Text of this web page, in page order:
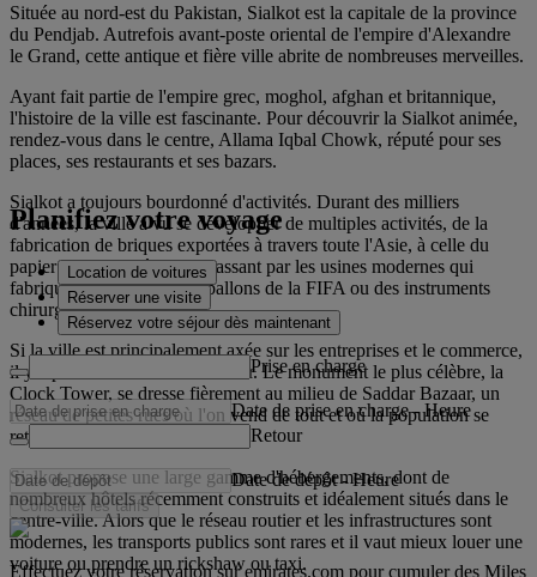
Située au nord-est du Pakistan, Sialkot est la capitale de la province
du Pendjab. Autrefois avant-poste oriental de l'empire d'Alexandre
le Grand, cette antique et fière ville abrite de nombreuses merveilles.
Ayant fait partie de l'empire grec, moghol, afghan et britannique,
l'histoire de la ville est fascinante. Pour découvrir la Sialkot animée,
rendez-vous dans le centre, Allama Iqbal Chowk, réputé pour ses
places, ses restaurants et ses bazars.
Sialkot a toujours bourdonné d'activités. Durant des milliers
d'années, la ville a vu se développer de multiples activités, de la
fabrication de briques exportées à travers toute l'Asie, à celle du
papier au XVIe siècle, en passant par les usines modernes qui
fabriquent aujourd'hui les ballons de la FIFA ou des instruments
chirurgicaux.
Si la ville est principalement axée sur les entreprises et le commerce,
il y a plein d'autres choses à voir. Le monument le plus célèbre, la
Clock Tower, se dresse fièrement au milieu de Saddar Bazaar, un
réseau de petites rues où l'on vend de tout et où la population se
retrouve pour négocier.
Sialkot propose une large gamme d'hébergements, dont de
nombreux hôtels récemment construits et idéalement situés dans le
centre-ville. Alors que le réseau routier et les infrastructures sont
modernes, les transports publics sont rares et il vaut mieux louer une
voiture ou prendre un rickshaw ou taxi.
Planifiez votre voyage
Location de voitures
Réserver une visite
Réservez votre séjour dès maintenant
Prise en charge
Date de prise en charge - Heure
Retour
Date de dépôt - Heure
Consulter les tarifs
Effectuez votre réservation sur emirates.com pour cumuler des Miles